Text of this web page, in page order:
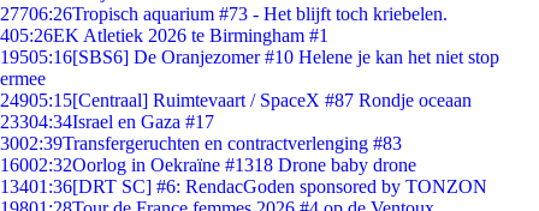
27706:26Tropisch aquarium #73 - Het blijft toch kriebelen.
405:26EK Atletiek 2026 te Birmingham #1
19505:16[SBS6] De Oranjezomer #10 Helene je kan het niet stop
ermee
24905:15[Centraal] Ruimtevaart / SpaceX #87 Rondje oceaan
23304:34Israel en Gaza #17
3002:39Transfergeruchten en contractverlenging #83
16002:32Oorlog in Oekraïne #1318 Drone baby drone
13401:36[DRT SC] #6: RendacGoden sponsored by TONZON